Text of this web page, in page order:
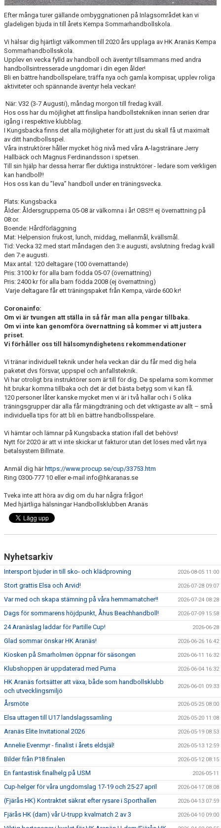
Efter många turer gällande ombyggnationen på Inlagsområdet kan vi
gladeligen bjuda in till årets Kempa Sommarhandbollskola.
Vi hälsar dig hjärtligt välkommen till 2020 års upplaga av HK Aranäs Kempa
Sommarhandbollsskola.
Upplev en vecka fylld av handboll och äventyr tillsammans med andra
handbollsintresserade ungdomar i din egen ålder!
Bli en bättre handbollspelare, träffa nya och gamla kompisar, upplev roliga
aktiviteter och spännande äventyr hela veckan!
När: V32 (3-7 Augusti), måndag morgon till fredag kväll.
Hos oss har du möjlighet att finslipa handbollstekniken innan serien drar
igång i respektive klubblag.
I Kungsbacka finns det alla möjligheter för att just du skall få ut maximalt
av ditt handbollsspel.
Våra instruktörer håller mycket hög nivå med våra A-lagstränare Jerry
Hallbäck och Magnus Ferdinandsson i spetsen.
Till sin hjälp har dessa herrar fler duktiga instruktörer - ledare som verkligen
kan handboll!!
Hos oss kan du ”leva” handboll under en träningsvecka.
Plats: Kungsbacka
Ålder: Åldersgrupperna 05-08 är välkomna i år! OBS!!! ej övernattning på
08:or.
Boende: Hårdförläggning
Mat: Helpension frukost, lunch, middag, mellanmål, kvällsmål.
Tid: Vecka 32 med start måndagen den 3:e augusti, avslutning fredag kväll
den 7:e augusti.
Max antal: 120 deltagare (100 övernattande)
Pris: 3100 kr för alla barn födda 05-07 (övernattning)
Pris: 2400 kr för alla barn födda 2008 (ej övernattning)
Varje deltagare får ett träningspaket från Kempa, värde 600 kr!
Coronainfo:
Om vi är tvungen att ställa in så får man alla pengar tillbaka.
Om vi inte kan genomföra övernattning så kommer vi att justera
priset.
Vi förhåller oss till hälsomyndighetens rekommendationer
Vi tränar individuell teknik under hela veckan där du får med dig hela
paketet dvs försvar, uppspel och anfallsteknik.
Vi har otroligt bra instruktörer som är till för dig. De spelarna som kommer
hit brukar komma tillbaka och det är det bästa betyg som vi kan få.
120 personer låter kanske mycket men vi är i två hallar och i 5 olika
träningsgrupper där alla får mängdträning och det viktigaste av allt – små
individuella tips för att bli en bättre handbollsspelare.
Vi hämtar och lämnar på Kungsbacka station ifall det behövs!
Nytt för 2020 är att vi inte skickar ut fakturor utan det löses med vårt nya
betalsystem Billmate.
Anmäl dig här https://www.procup.se/cup/33753.htm
Ring 0300-777 10 eller e-mail info@hkaranas.se
Tveka inte att höra av dig om du har några frågor!
Med hjärtliga hälsningar Handbollsklubben Aranäs
Nyhetsarkiv
Intersport bjuder in till sko- och klädprovning 2026-08-05 11:00
Stort grattis Elsa och Arvid! 2026-07-28 09:07
Var med och skapa stämning på våra hemmamatcher!! 2026-07-24 08:28
Dags för sommarens höjdpunkt, Åhus Beachhandboll! 2026-07-09 15:58
24 Aranäslag laddar för Partille Cup! 2026-06-28
Glad sommar önskar HK Aranäs! 2026-06-26 16:42
Kiosken på Smarholmen öppnar för säsongen 2026-06-11 16:32
Klubshoppen är uppdaterad med Puma 2026-06-04 16:32
HK Aranäs fortsätter att växa, både som handbollsklubb
och utvecklingsmiljö
2026-06-01 09:33
Årsmöte 2026-05-25 08:00
Elsa uttagen till U17 landslagssamling 2026-05-20 11:08
Aranäs Elite Invitational 2026 2026-05-19 08:53
Annelie Evenmyr - finalist i årets eldsjäl! 2026-05-13 12:59
Bilder från P18 finalen 2026-05-12 08:15
En fantastisk finalhelg på USM 2026-05-11
Cup-helger för våra ungdomslag 17-19 och 25-27 april 2026-04-17 08:08
(Fjärås HK) Kontraktet säkrat efter rysare i Sporthallen 2026-04-13 07:59
Fjärås HK (dam) vår U-trupp kvalmatch 2 av 3 2026-04-10 09:00